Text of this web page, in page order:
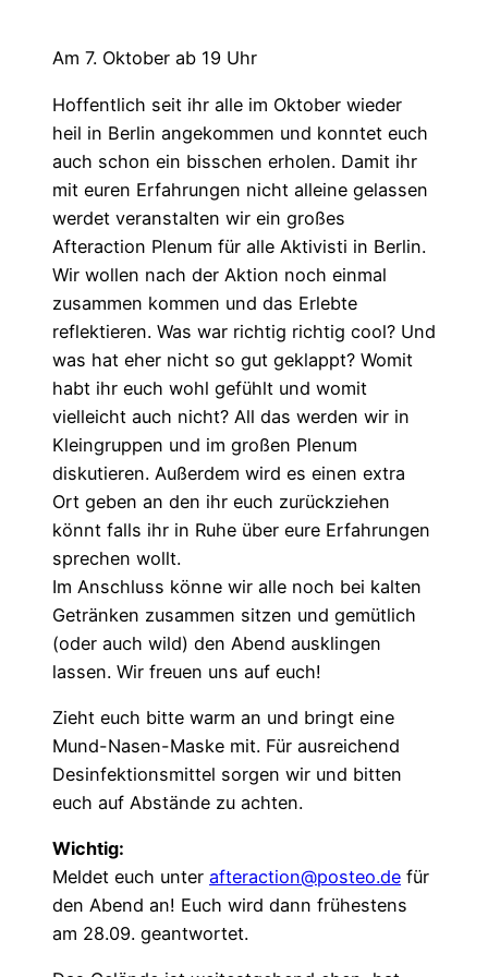
Am 7. Oktober ab 19 Uhr
Hoffentlich seit ihr alle im Oktober wieder
heil in Berlin angekommen und konntet euch
auch schon ein bisschen erholen. Damit ihr
mit euren Erfahrungen nicht alleine gelassen
werdet veranstalten wir ein großes
Afteraction Plenum für alle Aktivisti in Berlin.
Wir wollen nach der Aktion noch einmal
zusammen kommen und das Erlebte
reflektieren. Was war richtig richtig cool? Und
was hat eher nicht so gut geklappt? Womit
habt ihr euch wohl gefühlt und womit
vielleicht auch nicht? All das werden wir in
Kleingruppen und im großen Plenum
diskutieren. Außerdem wird es einen extra
Ort geben an den ihr euch zurückziehen
könnt falls ihr in Ruhe über eure Erfahrungen
sprechen wollt.
Im Anschluss könne wir alle noch bei kalten
Getränken zusammen sitzen und gemütlich
(oder auch wild) den Abend ausklingen
lassen. Wir freuen uns auf euch!
Zieht euch bitte warm an und bringt eine
Mund-Nasen-Maske mit. Für ausreichend
Desinfektionsmittel sorgen wir und bitten
euch auf Abstände zu achten.
Wichtig:
Meldet euch unter afteraction@posteo.de für
den Abend an! Euch wird dann frühestens
am 28.09. geantwortet.